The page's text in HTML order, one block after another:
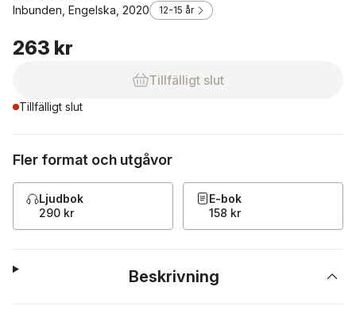
Inbunden, Engelska, 2020
12-15 år
263 kr
Tillfälligt slut
Tillfälligt slut
Fler format och utgåvor
Ljudbok
290 kr
E-bok
158 kr
Beskrivning